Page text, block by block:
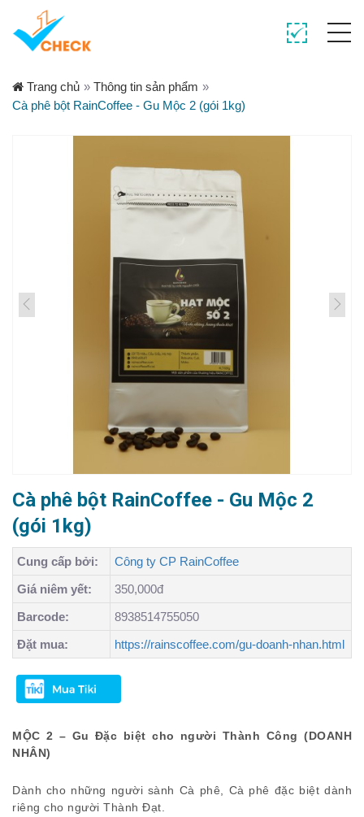
Trang chủ » Thông tin sản phẩm »
Cà phê bột RainCoffee - Gu Mộc 2 (gói 1kg)
Cà phê bột RainCoffee - Gu Mộc 2
(gói 1kg)
Cung cấp bởi:
Công ty CP RainCoffee
Giá niêm yết:
350,000đ
Barcode:
8938514755050
Đặt mua:
https://rainscoffee.com/gu-doanh-nhan.html
MỘC 2 – Gu Đặc biệt cho người Thành Công (DOANH
NHÂN)
Dành cho những người sành Cà phê, Cà phê đặc biệt dành
riêng cho người Thành Đạt.